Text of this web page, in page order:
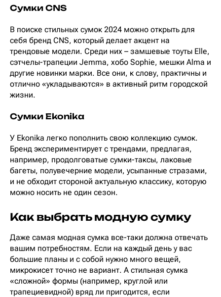
Сумки CNS
В поиске стильных сумок 2024 можно открыть для
себя бренд CNS, который делает акцент на
трендовые модели. Среди них – замшевые тоуты Elle,
сэтчелы-трапеции Jemma, хобо Sophie, мешки Alma и
другие новинки марки. Все они, к слову, практичны и
отлично «укладываются» в активный ритм городской
жизни.
Сумки Ekonika
У Ekonika легко пополнить свою коллекцию сумок.
Бренд экспериментирует с трендами, предлагая,
например, продолговатые сумки-таксы, лаковые
багеты, полувечерние модели, усыпанные стразами,
и не обходит стороной актуальную классику, которую
можно носить не один сезон.
Как выбрать модную сумку
Даже самая модная сумка все-таки должна отвечать
вашим потребностям. Если на каждый день у вас
большие планы и с собой нужно много вещей,
микрокисет точно не вариант. А стильная сумка
«сложной» формы (например, круглой или
трапециевидной) вряд ли пригодится, если